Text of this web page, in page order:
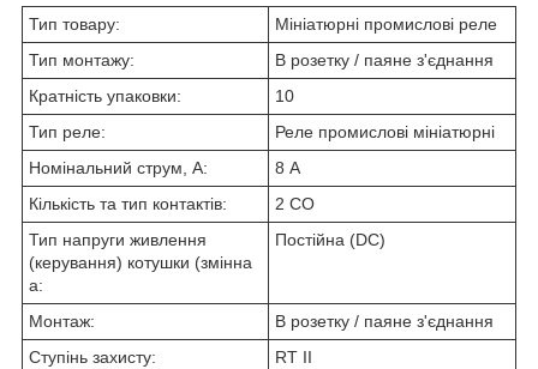
Тип товару:
Мініатюрні промислові реле
Тип монтажу:
В розетку / паяне з'єднання
Кратність упаковки:
10
Тип реле:
Реле промислові мініатюрні
Номінальний струм, А:
8 А
Кількість та тип контактів:
2 CO
Тип напруги живлення
(керування) котушки (змінна
а:
Постійна (DC)
Монтаж:
В розетку / паяне з'єднання
Ступінь захисту:
RT II